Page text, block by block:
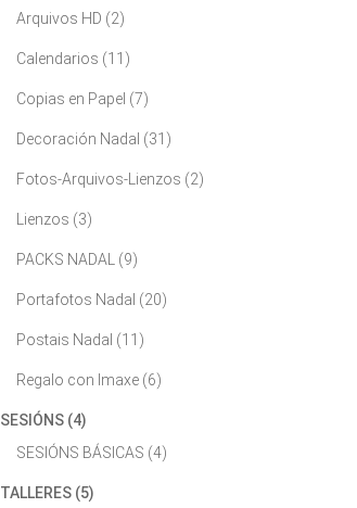
Arquivos HD (2)
Calendarios (11)
Copias en Papel (7)
Decoración Nadal (31)
Fotos-Arquivos-Lienzos (2)
Lienzos (3)
PACKS NADAL (9)
Portafotos Nadal (20)
Postais Nadal (11)
Regalo con Imaxe (6)
SESIÓNS (4)
SESIÓNS BÁSICAS (4)
TALLERES (5)